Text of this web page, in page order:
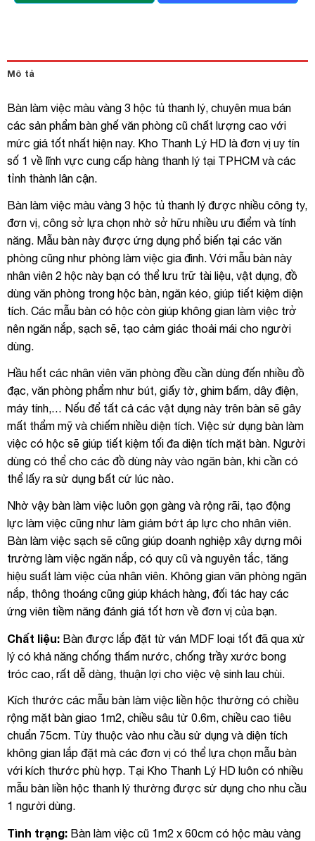
Mô tả
Bàn làm việc màu vàng 3 hộc tủ thanh lý, chuyên mua bán
các sản phẩm bàn ghế văn phòng cũ chất lượng cao với
mức giá tốt nhất hiện nay. Kho Thanh Lý HD là đơn vị uy tín
số 1 về lĩnh vực cung cấp hàng thanh lý tại TPHCM và các
tỉnh thành lân cận.
Bàn làm việc màu vàng 3 hộc tủ thanh lý được nhiều công ty,
đơn vị, công sở lựa chọn nhờ sở hữu nhiều ưu điểm và tính
năng. Mẫu bàn này được ứng dụng phổ biến tại các văn
phòng cũng như phòng làm việc gia đình. Với mẫu bàn này
nhân viên 2 hộc này bạn có thể lưu trữ tài liệu, vật dụng, đồ
dùng văn phòng trong hộc bàn, ngăn kéo, giúp tiết kiệm diện
tích. Các mẫu bàn có hộc còn giúp không gian làm việc trở
nên ngăn nắp, sạch sẽ, tạo cảm giác thoải mái cho người
dùng.
Hầu hết các nhân viên văn phòng đều cần dùng đến nhiều đồ
đạc, văn phòng phẩm như bút, giấy tờ, ghim bấm, dây điện,
máy tính,… Nếu để tất cả các vật dụng này trên bàn sẽ gây
mất thẩm mỹ và chiếm nhiều diện tích. Việc sử dụng bàn làm
việc có hộc sẽ giúp tiết kiệm tối đa diện tích mặt bàn. Người
dùng có thể cho các đồ dùng này vào ngăn bàn, khi cần có
thể lấy ra sử dụng bất cứ lúc nào.
Nhờ vậy bàn làm việc luôn gọn gàng và rộng rãi, tạo động
lực làm việc cũng như làm giảm bớt áp lực cho nhân viên.
Bàn làm việc sạch sẽ cũng giúp doanh nghiệp xây dựng môi
trường làm việc ngăn nắp, có quy cũ và nguyên tắc, tăng
hiệu suất làm việc của nhân viên. Không gian văn phòng ngăn
nắp, thông thoáng cũng giúp khách hàng, đối tác hay các
ứng viên tiềm năng đánh giá tốt hơn về đơn vị của bạn.
Chất liệu: Bàn được lắp đặt từ ván MDF loại tốt đã qua xử
lý có khả năng chống thấm nước, chống trầy xước bong
tróc cao, rất dễ dàng, thuận lợi cho việc vệ sinh lau chùi.
Kích thước các mẫu bàn làm việc liền hộc thường có chiều
rộng mặt bàn giao 1m2, chiều sâu từ 0.6m, chiều cao tiêu
chuẩn 75cm. Tùy thuộc vào nhu cầu sử dụng và diện tích
không gian lắp đặt mà các đơn vị có thể lựa chọn mẫu bàn
với kích thước phù hợp. Tại Kho Thanh Lý HD luôn có nhiều
mẫu bàn liền hộc thanh lý thường được sử dụng cho nhu cầu
1 người dùng.
Tình trạng: Bàn làm việc cũ 1m2 x 60cm có hộc màu vàng